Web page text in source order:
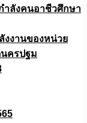
ำลังคนอาชีวศึกษา
งงานของหน่วย
นครปฐม